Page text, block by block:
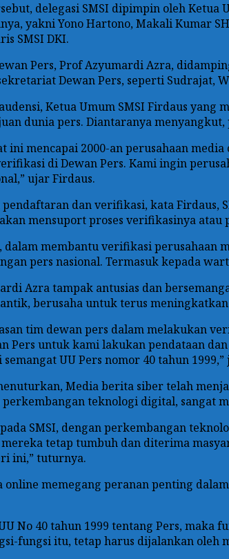
delegasi SMSI dipimpin oleh
yakni Yono Hartono, Makali Kumar
SMSI DKI.
Pers, Prof Azyumardi Azra,
Dewan Pers, seperti Sudrajat,
Ketua Umum SMSI Firdaus
dunia pers. Diantaranya
ini mencapai 2000-an perusahaan
di Dewan Pers. Kami ingin
ujar Firdaus.
dan verifikasi, kata Firdaus,
mensuport proses verifikasinya
membantu verifikasi perusahaan
pers nasional. Termasuk kepada
Azra tampak antusias dan
berusaha untuk terus
tim dewan pers dalam melakukan
Pers untuk kami lakukan pendataan
UU Pers nomor 40 tahun 1999,”
Media berita siber telah
teknologi digital, sangat
SMSI, dengan perkembangan
mereka tetap tumbuh dan diterima
ini,” tuturnya.
online memegang peranan penting
No 40 tahun 1999 tentang Pers,
fungsi itu, tetap harus dijalankan oleh